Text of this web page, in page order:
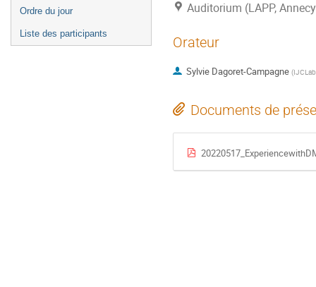
Ordre du jour
Liste des participants
Auditorium (LAPP,
Orateur
Sylvie Dagoret-Campagne (IJCLab
Documents de